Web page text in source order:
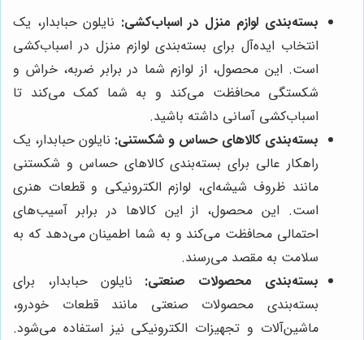
بسته‌بندی لوازم منزل در اسباب‌کشی: نایلون حبابدار، یک
انتخاب ایده‌آل برای بسته‌بندی لوازم منزل در اسباب‌کشی
است. این محصول، از لوازم شما در برابر ضربه، خراش و
شکستگی محافظت می‌کند و به شما کمک می‌کند تا
اسباب‌کشی آسانی داشته باشید.
بسته‌بندی کالاهای حساس و شکستنی: نایلون حبابدار، یک
راهکار عالی برای بسته‌بندی کالاهای حساس و شکستنی
مانند ظروف شیشه‌ای، لوازم الکترونیکی و قطعات هنری
است. این محصول، از این کالاها در برابر آسیب‌های
احتمالی محافظت می‌کند و به شما اطمینان می‌دهد که به
سلامت به مقصد می‌رسند.
بسته‌بندی محصولات صنعتی: نایلون حبابدار، برای
بسته‌بندی محصولات صنعتی مانند قطعات خودرو،
ماشین‌آلات و تجهیزات الکترونیکی نیز استفاده می‌شود.